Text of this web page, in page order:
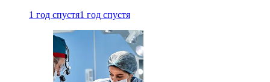
1 год спустя1 год спустя